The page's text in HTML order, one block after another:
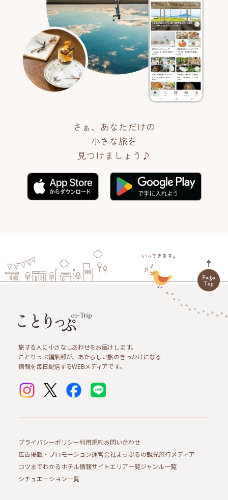
さぁ、あなただけの
小さな旅を
見つけましょう♪
旅する人に小さなしあわせをお届けします。
ことりっぷ編集部が、あたらしい旅のきっかけになる
情報を毎日配信するWEBメディアです。
プライバシーポリシー利用規約お問い合わせ
広告掲載・プロモーション運営会社まっぷるの観光旅行メディア
コツまでわかるホテル情報サイトエリア一覧ジャンル一覧
シチュエーション一覧